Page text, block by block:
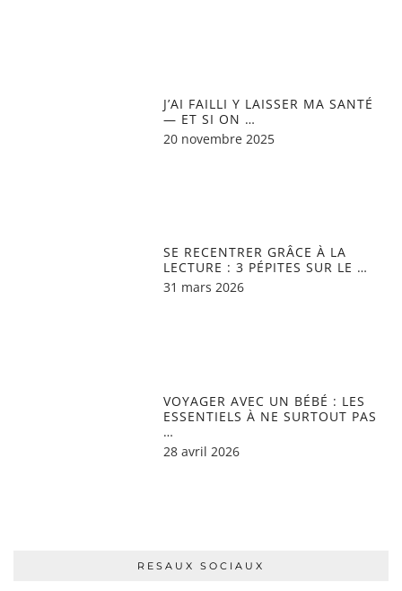
J’AI FAILLI Y LAISSER MA SANTÉ
— ET SI ON …
20 novembre 2025
SE RECENTRER GRÂCE À LA
LECTURE : 3 PÉPITES SUR LE …
31 mars 2026
VOYAGER AVEC UN BÉBÉ : LES
ESSENTIELS À NE SURTOUT PAS
…
28 avril 2026
RESAUX SOCIAUX